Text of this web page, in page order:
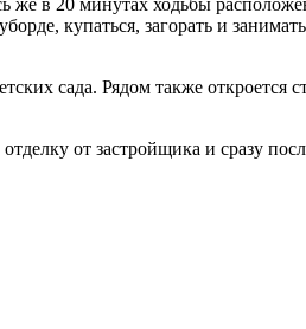
в 20 минутах ходьбы
купаться, загорать и
сада. Рядом также откроется
от застройщика и сразу